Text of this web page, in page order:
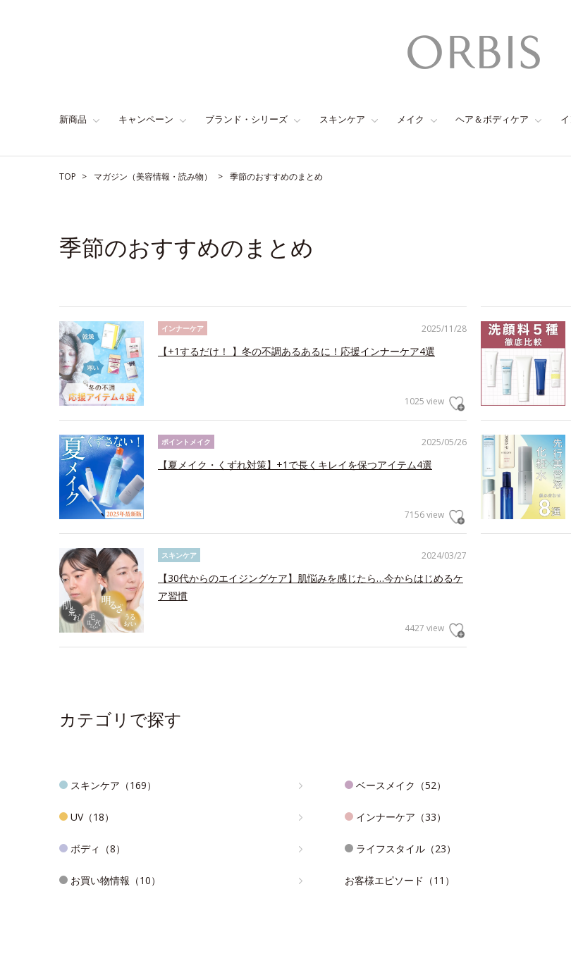
新商品 キャンペーン ブランド・シリーズ スキンケア メイク ヘア＆ボディケア
TOP マガジン（美容情報・読み物） 季節のおすすめのまとめ
季節のおすすめのまとめ
2025/11/28
インナーケア
【+1するだけ！ 】冬の不調あるあるに！応援インナーケア4選
1025 view
2025/05/26
ポイントメイク
【夏メイク・くずれ対策】+1で長くキレイを保つアイテム4選
7156 view
2024/03/27
スキンケア
【30代からのエイジングケア】肌悩みを感じたら…今からはじめるケ
ア習慣
4427 view
カテゴリで探す
スキンケア（169） ベースメイク（52）
UV（18） インナーケア（33）
ボディ（8） ライフスタイル（23）
お買い物情報（10） お客様エピソード（11）